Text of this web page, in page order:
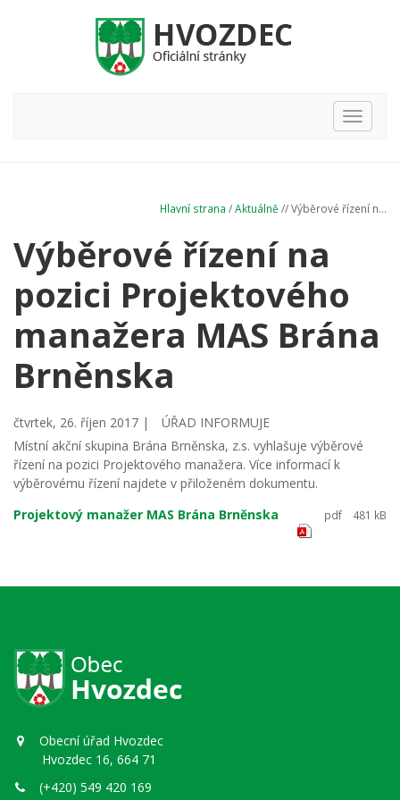
Hlavní
nabídka
Hlavní strana /Aktuálně // Výběrové řízení n...
Výběrové řízení na
pozici Projektového
manažera MAS Brána
Brněnska
čtvrtek, 26. říjen 2017 |
ÚŘAD INFORMUJE
Místní akční skupina Brána Brněnska, z.s. vyhlašuje výběrové
řízení na pozici Projektového manažera. Více informací k
výběrovému řízení najdete v přiloženém dokumentu.
Projektový manažer MAS Brána Brněnska
pdf 481 kB
Obecní úřad Hvozdec
Hvozdec 16, 664 71
(+420) 549 420 169